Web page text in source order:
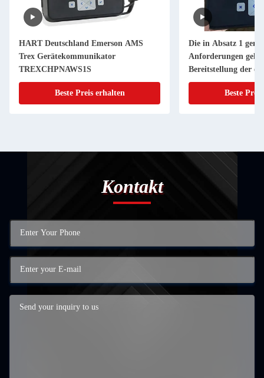
HART Deutschland Emerson AMS
Trex Gerätekommunikator
TREXCHPNAWS1S
Beste Preis erhalten
Die in Absatz 1
Anforderungen
Bereitstellung der
für die
Beste
Kontakt